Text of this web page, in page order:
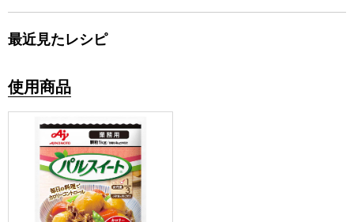
最近見たレシピ
使用商品